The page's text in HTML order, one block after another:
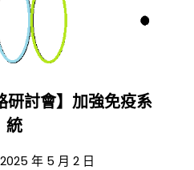
研討會】加強免疫系
統
2025 年 5 月 2 日